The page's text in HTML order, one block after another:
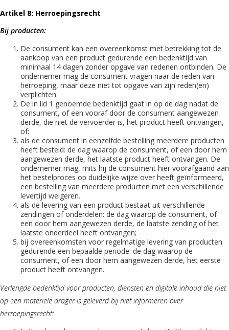
Artikel 8: Herroepingsrecht
Bij producten:
De consument kan een overeenkomst met betrekking tot de
aankoop van een product gedurende een bedenktijd van
minimaal 14 dagen zonder opgave van redenen ontbinden. De
ondernemer mag de consument vragen naar de reden van
herroeping, maar deze niet tot opgave van zijn reden(en)
verplichten.
De in lid 1 genoemde bedenktijd gaat in op de dag nadat de
consument, of een vooraf door de consument aangewezen
derde, die niet de vervoerder is, het product heeft ontvangen,
of:
als de consument in eenzelfde bestelling meerdere producten
heeft besteld: de dag waarop de consument, of een door hem
aangewezen derde, het laatste product heeft ontvangen. De
ondernemer mag, mits hij de consument hier voorafgaand aan
het bestelproces op duidelijke wijze over heeft geïnformeerd,
een bestelling van meerdere producten met een verschillende
levertijd weigeren.
als de levering van een product bestaat uit verschillende
zendingen of onderdelen: de dag waarop de consument, of
een door hem aangewezen derde, de laatste zending of het
laatste onderdeel heeft ontvangen;
bij overeenkomsten voor regelmatige levering van producten
gedurende een bepaalde periode: de dag waarop de
consument, of een door hem aangewezen derde, het eerste
product heeft ontvangen.
Verlengde bedenktijd voor producten, diensten en digitale inhoud die niet
op een materiële drager is geleverd bij niet informeren over
herroepingsrecht: